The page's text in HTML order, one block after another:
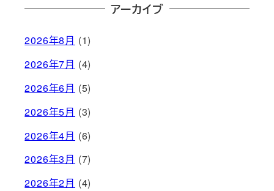
アーカイブ
2026年8月 (1)
2026年7月 (4)
2026年6月 (5)
2026年5月 (3)
2026年4月 (6)
2026年3月 (7)
2026年2月 (4)